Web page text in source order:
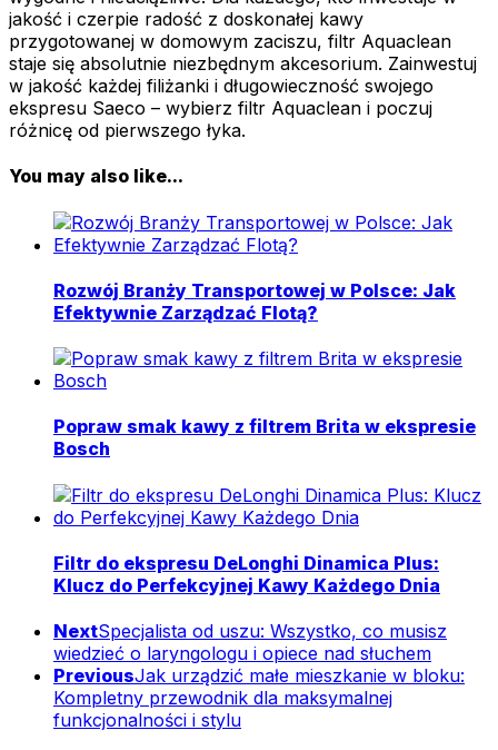
jakość i czerpie radość z doskonałej kawy
przygotowanej w domowym zaciszu, filtr Aquaclean
staje się absolutnie niezbędnym akcesorium. Zainwestuj
w jakość każdej filiżanki i długowieczność swojego
ekspresu Saeco – wybierz filtr Aquaclean i poczuj
różnicę od pierwszego łyka.
You may also like...
Rozwój Branży Transportowej w Polsce: Jak
Efektywnie Zarządzać Flotą?
Popraw smak kawy z filtrem Brita w ekspresie
Bosch
Filtr do ekspresu DeLonghi Dinamica Plus:
Klucz do Perfekcyjnej Kawy Każdego Dnia
NextSpecjalista od uszu: Wszystko, co musisz
wiedzieć o laryngologu i opiece nad słuchem
PreviousJak urządzić małe mieszkanie w bloku:
Kompletny przewodnik dla maksymalnej
funkcjonalności i stylu